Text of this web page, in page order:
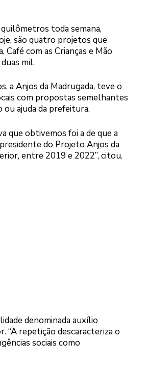
toda semana,
são quatro projetos que
Café com as Crianças e Mão
mil.
a Anjos da Madrugada, teve o
com propostas semelhantes
ou ajuda da prefeitura.
que obtivemos foi a de que a
do Projeto Anjos da
entre 2019 e 2022”, citou.
denominada auxílio
“A repetição descaracteriza o
sociais como